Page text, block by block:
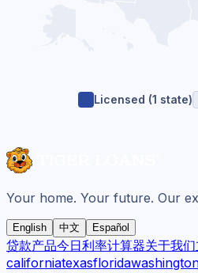
Licensed (1 state)
Your home. Your future. Our
English 中文 Español
贷款产品今日利率计算器关于我们
californiatexasflorida